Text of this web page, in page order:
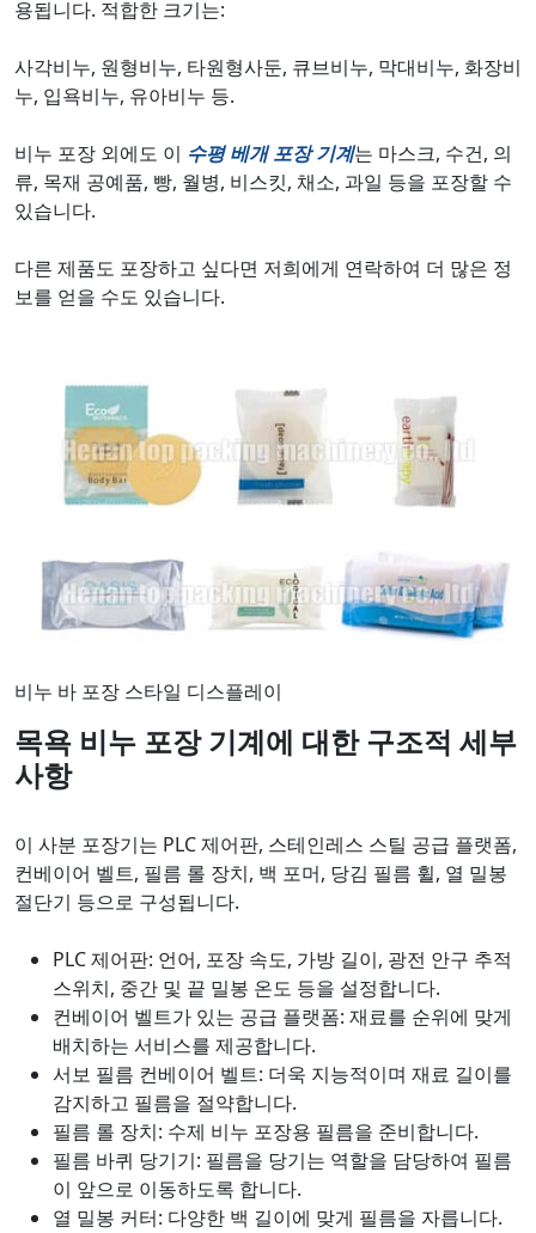
용됩니다. 적합한 크기는:
사각비누, 원형비누, 타원형사둔, 큐브비누, 막대비누, 화장비
누, 입욕비누, 유아비누 등.
비누 포장 외에도 이 수평 베개 포장 기계는 마스크, 수건, 의
류, 목재 공예품, 빵, 월병, 비스킷, 채소, 과일 등을 포장할 수
있습니다.
다른 제품도 포장하고 싶다면 저희에게 연락하여 더 많은 정
보를 얻을 수도 있습니다.
비누 바 포장 스타일 디스플레이
목욕 비누 포장 기계에 대한 구조적 세부
사항
이 사분 포장기는 PLC 제어판, 스테인레스 스틸 공급 플랫폼,
컨베이어 벨트, 필름 롤 장치, 백 포머, 당김 필름 휠, 열 밀봉
절단기 등으로 구성됩니다.
PLC 제어판: 언어, 포장 속도, 가방 길이, 광전 안구 추적
스위치, 중간 및 끝 밀봉 온도 등을 설정합니다.
컨베이어 벨트가 있는 공급 플랫폼: 재료를 순위에 맞게
배치하는 서비스를 제공합니다.
서보 필름 컨베이어 벨트: 더욱 지능적이며 재료 길이를
감지하고 필름을 절약합니다.
필름 롤 장치: 수제 비누 포장용 필름을 준비합니다.
필름 바퀴 당기기: 필름을 당기는 역할을 담당하여 필름
이 앞으로 이동하도록 합니다.
열 밀봉 커터: 다양한 백 길이에 맞게 필름을 자릅니다.